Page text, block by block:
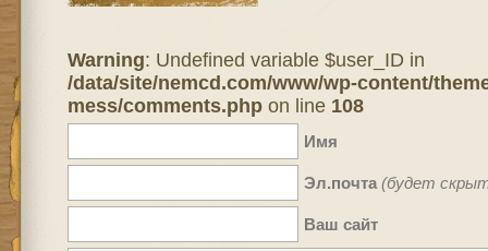
Warning: Undefined variable $user_ID in
/data/site/nemcd.com/www/wp-content/
mess/comments.phpon line 108
Имя
Эл.почта (будет
Ваш сайт